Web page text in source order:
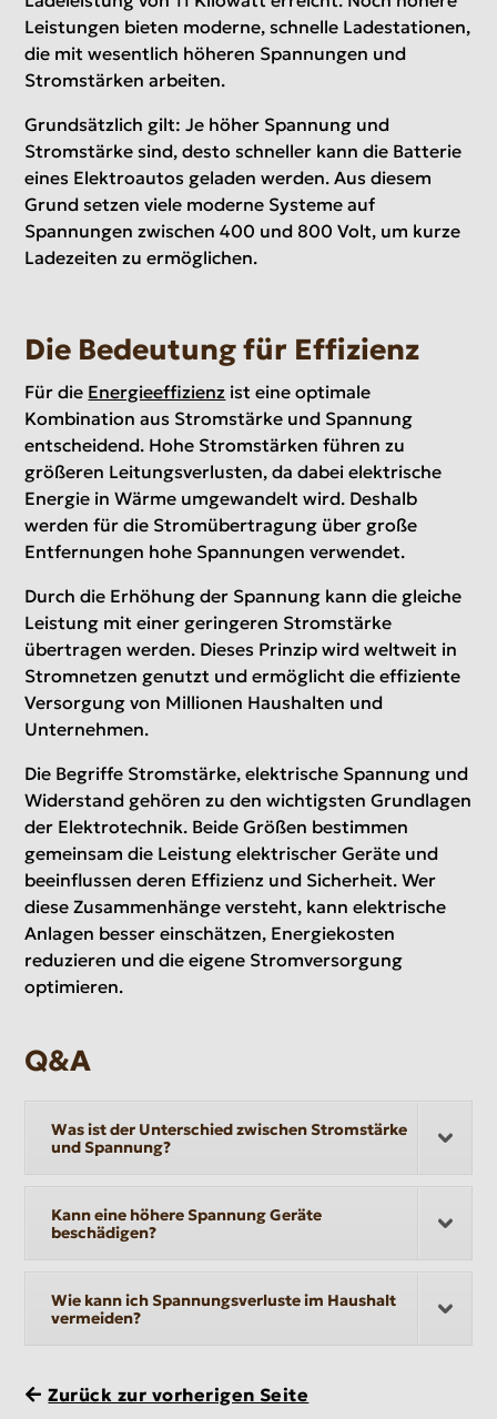
Leistungen bieten moderne, schnelle Ladestationen,
die mit wesentlich höheren Spannungen und
Stromstärken arbeiten.
Grundsätzlich gilt: Je höher Spannung und
Stromstärke sind, desto schneller kann die Batterie
eines Elektroautos geladen werden. Aus diesem
Grund setzen viele moderne Systeme auf
Spannungen zwischen 400 und 800 Volt, um kurze
Ladezeiten zu ermöglichen.
Die Bedeutung für Effizienz
Für die Energieeffizienz ist eine optimale
Kombination aus Stromstärke und Spannung
entscheidend. Hohe Stromstärken führen zu
größeren Leitungsverlusten, da dabei elektrische
Energie in Wärme umgewandelt wird. Deshalb
werden für die Stromübertragung über große
Entfernungen hohe Spannungen verwendet.
Durch die Erhöhung der Spannung kann die gleiche
Leistung mit einer geringeren Stromstärke
übertragen werden. Dieses Prinzip wird weltweit in
Stromnetzen genutzt und ermöglicht die effiziente
Versorgung von Millionen Haushalten und
Unternehmen.
Die Begriffe Stromstärke, elektrische Spannung und
Widerstand gehören zu den wichtigsten Grundlagen
der Elektrotechnik. Beide Größen bestimmen
gemeinsam die Leistung elektrischer Geräte und
beeinflussen deren Effizienz und Sicherheit. Wer
diese Zusammenhänge versteht, kann elektrische
Anlagen besser einschätzen, Energiekosten
reduzieren und die eigene Stromversorgung
optimieren.
Q&A
Was ist der Unterschied zwischen Stromstärke
und Spannung?
Kann eine höhere Spannung Geräte
beschädigen?
Wie kann ich Spannungsverluste im Haushalt
vermeiden?
Zurück zur vorherigen Seite